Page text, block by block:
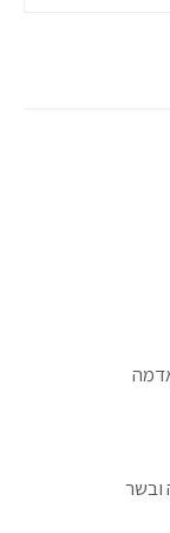
ובשר